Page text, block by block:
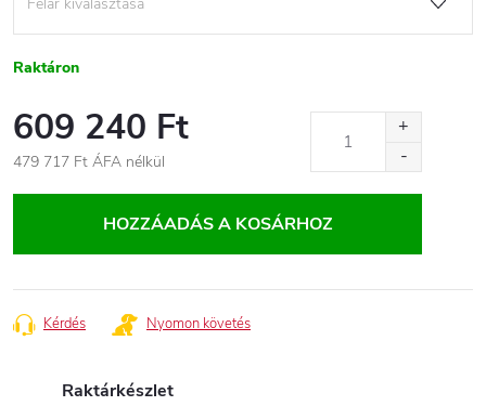
Raktáron
609 240 Ft
479 717 Ft ÁFA nélkül
HOZZÁADÁS A KOSÁRHOZ
Kérdés Nyomon követés
Raktárkészlet